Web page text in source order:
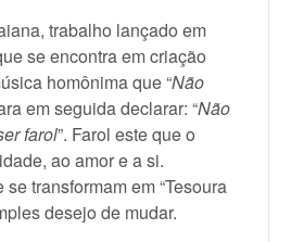
trabalho lançado em
se encontra em criação
homônima que “Não
em seguida declarar: “Não
farol”. Farol este que o
ao amor e a si.
transformam em “Tesoura
desejo de mudar.